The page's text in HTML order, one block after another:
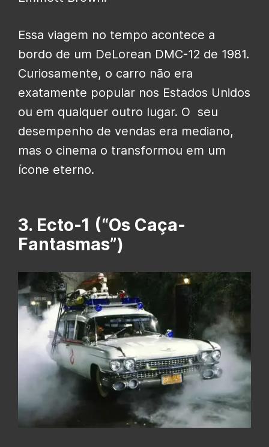
Essa viagem no tempo acontece a
bordo de um DeLorean DMC-12 de 1981.
Curiosamente, o carro não era
exatamente popular nos Estados Unidos
ou em qualquer outro lugar. O seu
desempenho de vendas era mediano,
mas o cinema o transformou em um
ícone eterno.
3. Ecto-1 (“Os Caça-
Fantasmas”)